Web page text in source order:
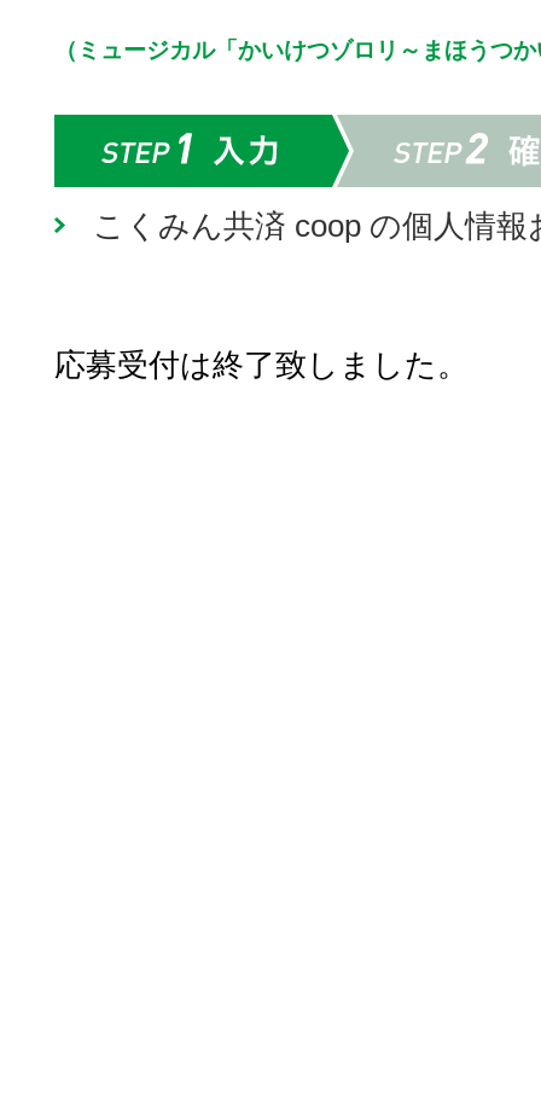
（ミュージカル「かいけつゾロリ～まほうつ
こくみん共済 coop の個人情
応募受付は終了致しました。